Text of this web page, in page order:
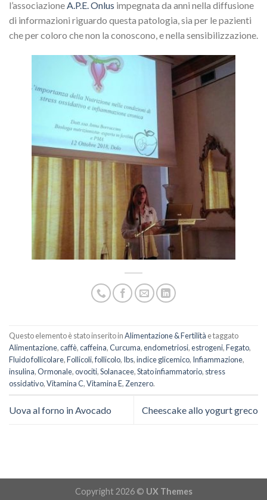
l’associazioneA.P.E. Onlus impegnata da anni nella diffusione
di informazioni riguardo questa patologia, sia per le pazienti
che per coloro che non la conoscono, e nella sensibilizzazione.
Questo elemento è stato inserito inAlimentazione & Fertilità e taggato
Alimentazione,caffè,caffeina,Curcuma,endometriosi,estrogeni,Fegato,
Fluido follicolare,Follicoli,follicolo, Ibs,indice glicemico, Infiammazione,
insulina,Ormonale,ovociti,Solanacee,Stato infiammatorio, stress
ossidativo,Vitamina C,Vitamina E, Zenzero.
Uova al forno in Avocado Cheescake allo yogurt greco
Copyright 2026 © UX Themes